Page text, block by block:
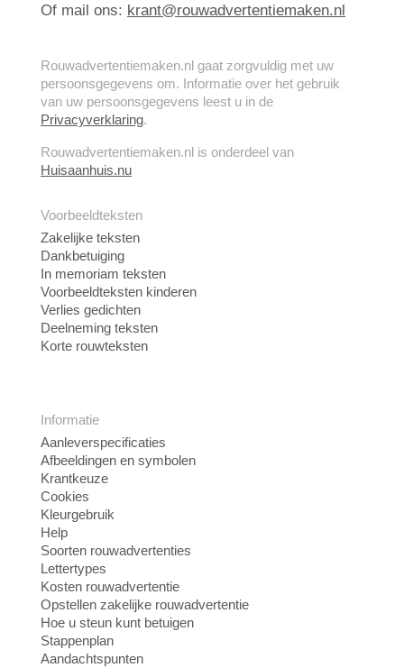
Of mail ons: krant@rouwadvertentiemaken.nl
Rouwadvertentiemaken.nl gaat zorgvuldig met uw
persoonsgegevens om. Informatie over het gebruik
van uw persoonsgegevens leest u in de
Privacyverklaring.
Rouwadvertentiemaken.nl is onderdeel van
Huisaanhuis.nu
Voorbeeldteksten
Zakelijke teksten
Dankbetuiging
In memoriam teksten
Voorbeeldteksten kinderen
Verlies gedichten
Deelneming teksten
Korte rouwteksten
Informatie
Aanleverspecificaties
Afbeeldingen en symbolen
Krantkeuze
Cookies
Kleurgebruik
Help
Soorten rouwadvertenties
Lettertypes
Kosten rouwadvertentie
Opstellen zakelijke rouwadvertentie
Hoe u steun kunt betuigen
Stappenplan
Aandachtspunten